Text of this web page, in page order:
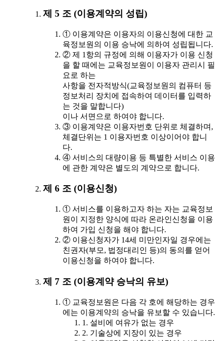
제 5 조 (이용계약의 성립)
① 이용계약은 이용자의 이용신청에 대한 교
육정보원의 이용 승낙에 의하여 성립됩니다.
② 제 1항의 규정에 의해 이용자가 이용 신청
을 할 때에는 교육정보원이 이용자 관리시 필
요로 하는
사항을 전자적방식(교육정보원의 컴퓨터 등
정보처리 장치에 접속하여 데이터를 입력하
는 것을 말합니다)
이나 서면으로 하여야 합니다.
③ 이용계약은 이용자번호 단위로 체결하며,
체결단위는 1 이용자번호 이상이어야 합니
다.
④ 서비스의 대량이용 등 특별한 서비스 이용
에 관한 계약은 별도의 계약으로 합니다.
제 6 조 (이용신청)
① 서비스를 이용하고자 하는 자는 교육정보
원이 지정한 양식에 따라 온라인신청을 이용
하여 가입 신청을 해야 합니다.
② 이용신청자가 14세 미만인자일 경우에는
친권자(부모, 법정대리인 등)의 동의를 얻어
이용신청을 하여야 합니다.
제 7 조 (이용계약 승낙의 유보)
① 교육정보원은 다음 각 호에 해당하는 경우
에는 이용계약의 승낙을 유보할 수 있습니다.
1. 설비에 여유가 없는 경우
2. 기술상에 지장이 있는 경우